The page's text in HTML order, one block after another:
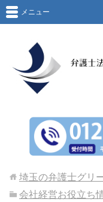
メニュー
埼玉の弁護士グリ
会社経営お役立ち